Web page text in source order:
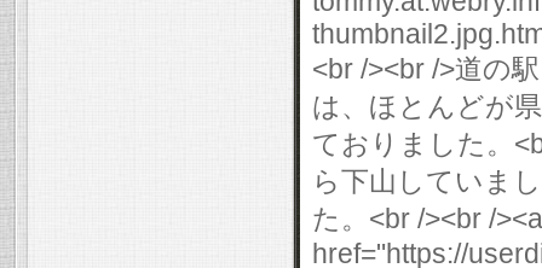
<br /><br />道の
は、ほとんどが
ておりました。
ら下山していま
た。<br /><br /><a
href="https://